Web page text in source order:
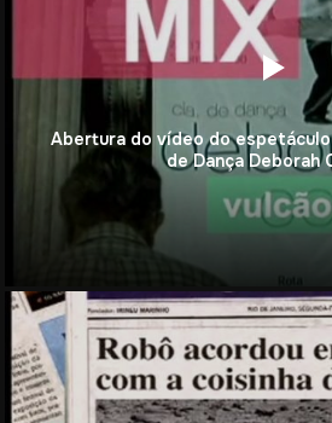
Abertura do vídeo do espetáculo
de Dança Deborah